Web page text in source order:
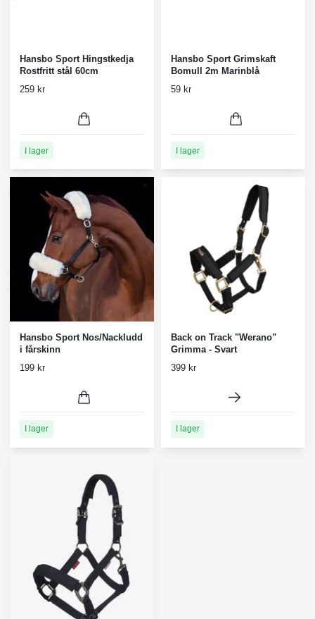
Hansbo Sport Hingstkedja
Rostfritt stål 60cm
259 kr
I lager
Hansbo Sport Grimskaft
Bomull 2m Marinblå
59 kr
I lager
Hansbo Sport Nos/Nackludd
i fårskinn
199 kr
I lager
Back on Track "Werano"
Grimma - Svart
399 kr
I lager